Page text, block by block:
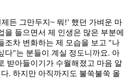
든 그만두지~ 뭐!’ 했던 가벼운 마
을 들으면서 제 인생은 많은 부분에
조차 변화하는 제 모습을 보고 "나
다"는 분들이 계실 정도니까요. 아
받아들이기가 수월해졌고 마음 알
. 하지만 아직까지도 불쑥불쑥 올